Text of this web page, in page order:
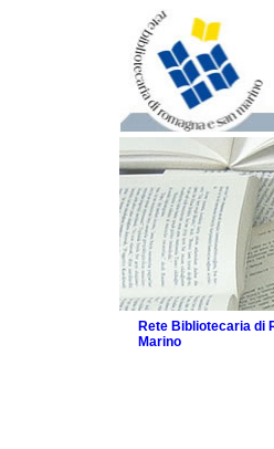
Rete Bibliotecaria di
Marino